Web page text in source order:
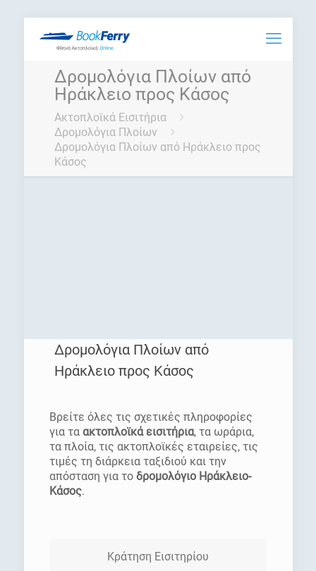
Δρομολόγια Πλοίων από
Ηράκλειο προς Κάσος
Ακτοπλοϊκά Εισιτήρια
Δρομολόγια Πλοίων
Δρομολόγια Πλοίων από Ηράκλειο προς
Κάσος
Δρομολόγια Πλοίων από
Ηράκλειο προς Κάσος
Βρείτε όλες τις σχετικές πληροφορίες
για τα ακτοπλοϊκά εισιτήρια, τα ωράρια,
τα πλοία, τις ακτοπλοϊκές εταιρείες, τις
τιμές τη διάρκεια ταξιδιού και την
απόσταση για τοδρομολόγιο Ηράκλειο-
Κάσος.
Κράτηση Εισιτηρίου